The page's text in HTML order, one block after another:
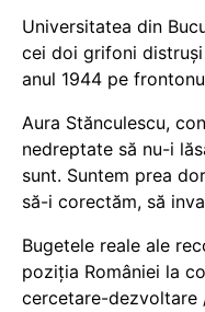
Universitatea din
cei doi grifoni
anul 1944 pe
Aura Stănculescu,
nedreptate să nu-i
sunt. Suntem prea
să-i corectăm, să
Bugetele reale ale
poziția României la
cercetare-dezvoltare